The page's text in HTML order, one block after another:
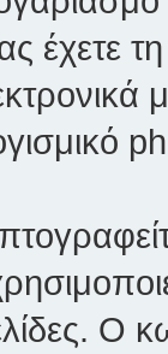
έχετε
Ο